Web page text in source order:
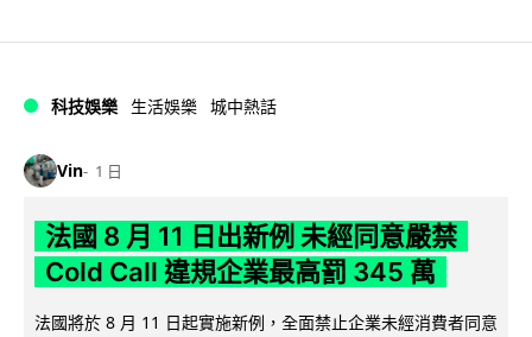
科技娛樂 生活娛樂 城中熱話
Vin 1 日
法國 8 月 11 日出新例 未經同意嚴禁
Cold Call 違規企業最高罰 345 萬
法國將於 8 月 11 日起實施新例，全面禁止企業未經消費者同意